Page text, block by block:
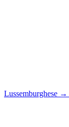
Lussemburghese →